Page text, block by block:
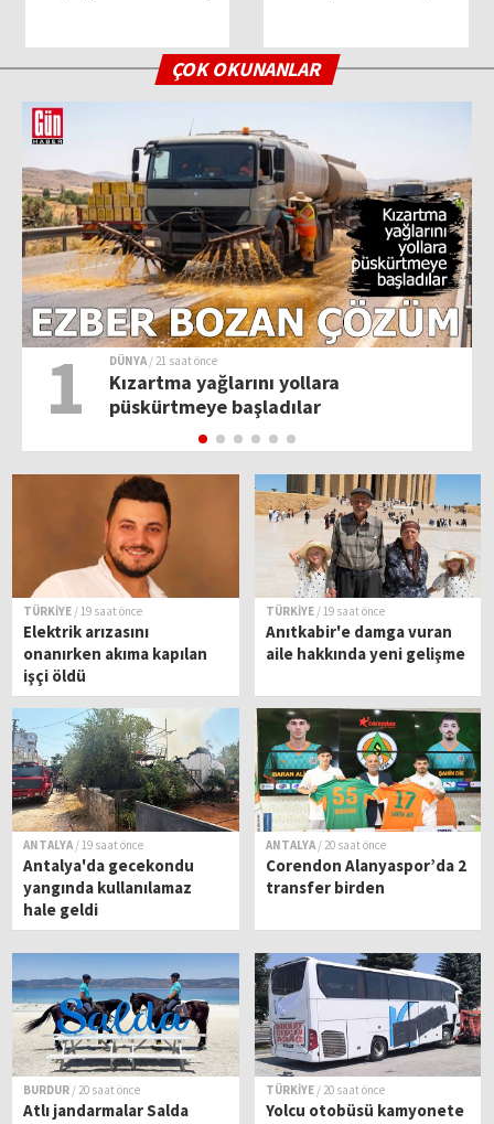
ÇOK OKUNANLAR
1 DÜNYA / 21 saat önce
Kızartma yağlarını yollara
püskürtmeye başladılar
TÜRKİYE / 19 saat önce
Elektrik arızasını
onanırken akıma kapılan
işçi öldü
TÜRKİYE / 19 saat önce
Anıtkabir'e damga vuran
aile hakkında yeni gelişme
ANTALYA / 19 saat önce
Antalya'da gecekondu
yangında kullanılamaz
hale geldi
ANTALYA / 20 saat önce
Corendon Alanyaspor’da 2
transfer birden
BURDUR / 20 saat önce
Atlı jandarmalar Salda
TÜRKİYE / 20 saat önce
Yolcu otobüsü kamyonete